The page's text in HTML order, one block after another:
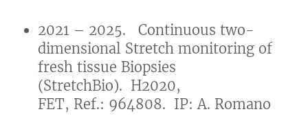
2021 – 2025. Continuous two-
dimensional Stretch monitoring of
fresh tissue Biopsies
(StretchBio). H2020,
FET, Ref.: 964808. IP: A. Romano